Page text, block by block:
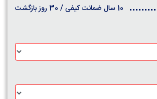
10 سال ضمانت کیفی / 30 روز بازگشت